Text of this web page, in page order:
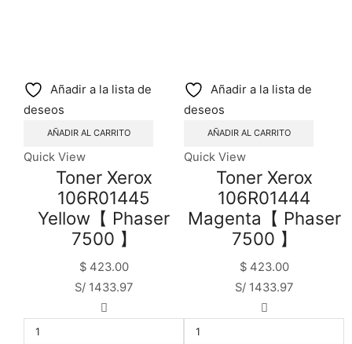
Añadir a la lista de
deseos
AÑADIR AL CARRITO
Quick View
Toner Xerox
106R01445
Yellow【 Phaser
7500 】
$423.00
S/ 1433.97
Añadir a la lista de
deseos
AÑADIR AL CARRITO
Quick View
Toner Xerox
106R01444
Magenta【 Phaser
7500 】
$423.00
S/ 1433.97